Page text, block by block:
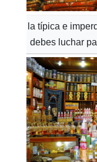
la típica e
debes luchar